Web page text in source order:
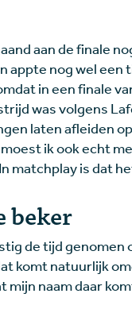
aan de finale
appte nog wel een
in een finale
was volgens
laten afleiden
ik ook echt
matchplay is dat
beker
de tijd
komt natuurlijk
mijn naam daar